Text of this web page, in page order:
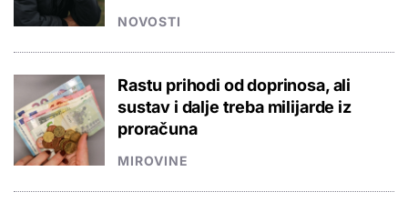
NOVOSTI
Rastu prihodi od doprinosa, ali
sustav i dalje treba milijarde iz
proračuna
MIROVINE